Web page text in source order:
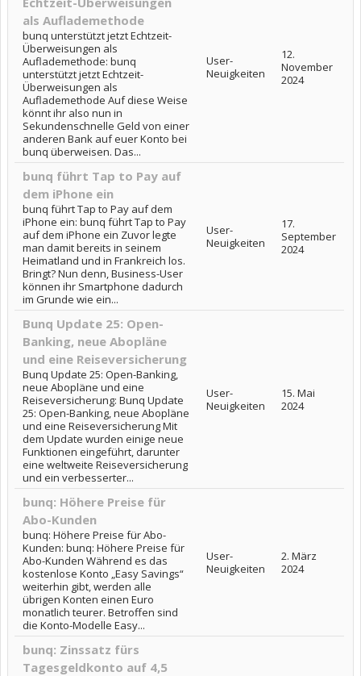
als Auflademethode
bunq unterstützt jetzt Echtzeit-
Überweisungen als
Auflademethode: bunq
unterstützt jetzt Echtzeit-
Überweisungen als
Auflademethode Auf diese Weise
könnt ihr also nun in
Sekundenschnelle Geld von einer
anderen Bank auf euer Konto bei
bunq überweisen. Das...
User-
Neuigkeiten
12.
November
2024
bunq führt Tap to Pay auf
dem iPhone ein
bunq führt Tap to Pay auf dem
iPhone ein: bunq führt Tap to Pay
auf dem iPhone ein Zuvor legte
man damit bereits in seinem
Heimatland und in Frankreich los.
Bringt? Nun denn, Business-User
können ihr Smartphone dadurch
im Grunde wie ein...
User-
Neuigkeiten
17.
September
2024
Bunq Update 25: Open-
Banking, neue Abopläne
und eine Reiseversicherung
Bunq Update 25: Open-Banking,
neue Abopläne und eine
Reiseversicherung: Bunq Update
25: Open-Banking, neue Abopläne
und eine Reiseversicherung Mit
dem Update wurden einige neue
Funktionen eingeführt, darunter
eine weltweite Reiseversicherung
und ein verbesserter...
User-
Neuigkeiten
15. Mai
2024
bunq: Höhere Preise für
Abo-Kunden
bunq: Höhere Preise für Abo-
Kunden: bunq: Höhere Preise für
Abo-Kunden Während es das
kostenlose Konto „Easy Savings“
weiterhin gibt, werden alle
übrigen Konten einen Euro
monatlich teurer. Betroffen sind
die Konto-Modelle Easy...
User-
Neuigkeiten
2. März
2024
bunq: Zinssatz fürs
Tagesgeldkonto auf 4,5